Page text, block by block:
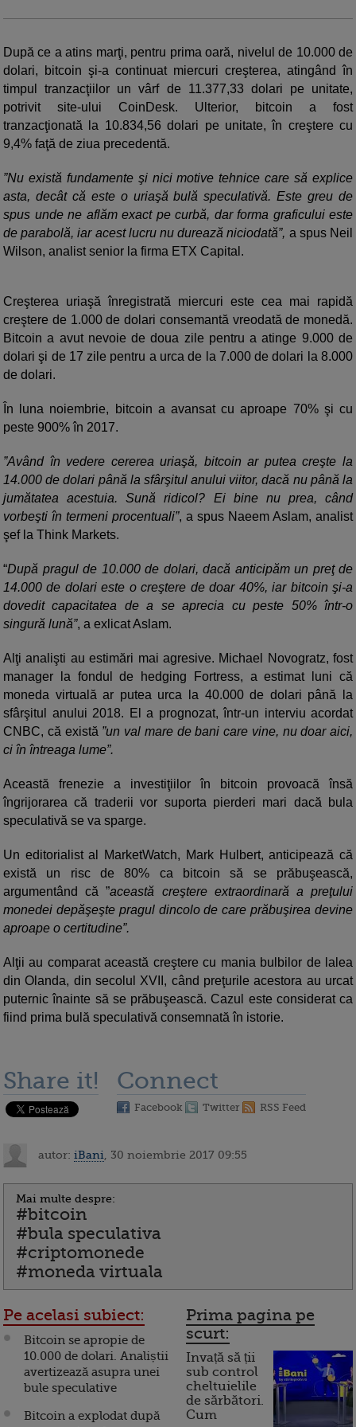
După ce a atins marţi, pentru prima oară, nivelul de 10.000 de
dolari, bitcoin şi-a continuat miercuri creşterea, atingând în
timpul tranzacţiilor un vârf de 11.377,33 dolari pe unitate,
potrivit site-ului CoinDesk. Ulterior, bitcoin a fost
tranzacţionată la 10.834,56 dolari pe unitate, în creştere cu
9,4% faţă de ziua precedentă.
”Nu există fundamente şi nici motive tehnice care să explice
asta, decât că este o uriaşă bulă speculativă. Este greu de
spus unde ne aflăm exact pe curbă, dar forma graficului este
de parabolă, iar acest lucru nu durează niciodată”, a spus Neil
Wilson, analist senior la firma ETX Capital.
Creşterea uriaşă înregistrată miercuri este cea mai rapidă
creştere de 1.000 de dolari consemantă vreodată de monedă.
Bitcoin a avut nevoie de doua zile pentru a atinge 9.000 de
dolari şi de 17 zile pentru a urca de la 7.000 de dolari la 8.000
de dolari.
În luna noiembrie, bitcoin a avansat cu aproape 70% şi cu
peste 900% în 2017.
”Având în vedere cererea uriaşă, bitcoin ar putea creşte la
14.000 de dolari până la sfârşitul anului viitor, dacă nu până la
jumătatea acestuia. Sună ridicol? Ei bine nu prea, când
vorbeşti în termeni procentuali”, a spus Naeem Aslam, analist
şef la Think Markets.
“După pragul de 10.000 de dolari, dacă anticipăm un preţ de
14.000 de dolari este o creştere de doar 40%, iar bitcoin şi-a
dovedit capacitatea de a se aprecia cu peste 50% într-o
singură lună”, a exlicat Aslam.
Alţi analişti au estimări mai agresive. Michael Novogratz, fost
manager la fondul de hedging Fortress, a estimat luni că
moneda virtuală ar putea urca la 40.000 de dolari până la
sfârşitul anului 2018. El a prognozat, într-un interviu acordat
CNBC, că există ”un val mare de bani care vine, nu doar aici,
ci în întreaga lume”.
Această frenezie a investiţiilor în bitcoin provoacă însă
îngrijorarea că traderii vor suporta pierderi mari dacă bula
speculativă se va sparge.
Un editorialist al MarketWatch, Mark Hulbert, anticipează că
există un risc de 80% ca bitcoin să se prăbuşească,
argumentând că ”această creştere extraordinară a preţului
monedei depăşeşte pragul dincolo de care prăbuşirea devine
aproape o certitudine”.
Alţii au comparat această creştere cu mania bulbilor de lalea
din Olanda, din secolul XVII, când preţurile acestora au urcat
puternic înainte să se prăbuşească. Cazul este considerat ca
fiind prima bulă speculativă consemnată în istorie.
Share it! Connect
Facebook Twitter RSS Feed
autor: iBani , 30 noiembrie 2017 09:55
Mai multe despre:
#bitcoin
#bula speculativa
#criptomonede
#moneda virtuala
Pe acelasi subiect:
Bitcoin se apropie de
10.000 de dolari. Analiștii
avertizează asupra unei
bule speculative
Bitcoin a explodat după
Prima pagina pe
scurt:
Invață să ții
sub control
cheltuielile
de sărbători.
Cum